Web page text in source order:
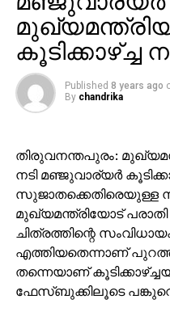
കൂടിക്കാഴ്ച്ച
Published 8 years ago
By chandrika
തിരുവനന്തപുരം:
നടി മഞ്ജുവാര്യര്‍
സുജാതക്കെതിരെയുള്ള
മുഖ്യമന്ത്രിയോട്
ചിത്രത്തിന്റെ
എത്തിയതെന്നാണ്
തന്നെയാണ്
ഫേസ്ബുക്കിലൂടെ